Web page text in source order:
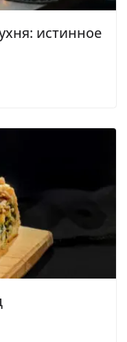
истинное